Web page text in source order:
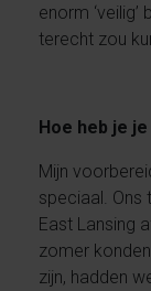
enorm
terecht zou
Hoe heb je
Mijn
speciaal. Ons
East Lansing
zomer
zijn, hadden